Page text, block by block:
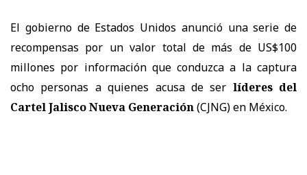
El gobierno de Estados Unidos anunció una serie de
recompensas por un valor total de más de US$100
millones por información que conduzca a la captura
ocho personas a quienes acusa de ser líderes del
Cartel Jalisco Nueva Generación(CJNG) en México.